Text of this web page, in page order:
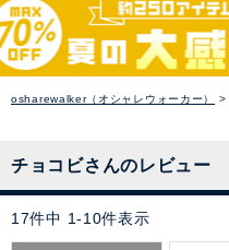
osharewalker（オシャレウォーカー）
チョコビさんのレビュー
17件中 1-10件表示